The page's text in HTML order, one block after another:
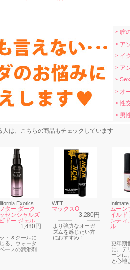
> 膣
> ア
> イ
> ア
>
> オ
> 性
> 男
人は、こちらの商品もチェックしています！
Exotics
ター ダーク
センシャルズ
ドー ジェル
1,480円
ト＆クールに
る、ウォータ
ースの潤滑剤
WET
マックスO
3,280円
より強力なオーガ
ズムを感じたい方
におすすめ！
Intimate
ムーン
イルド
ンティ
ル
更年期
に。デ
ーンに
と心地